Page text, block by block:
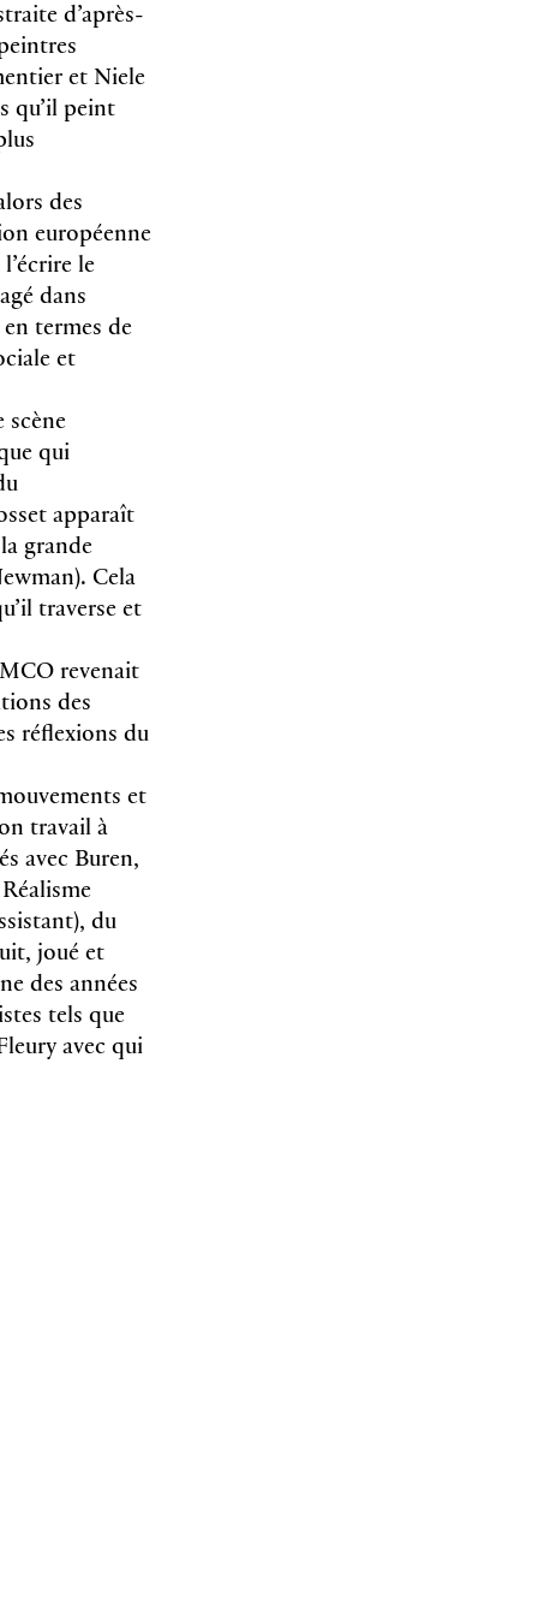
d’après-
et Niele
qu’il peint
des
européenne
le
dans
termes de
et
qui
apparaît
grande
Cela
traverse et
revenait
des
réflexions du
et
travail à
avec Buren,
du
joué et
des années
tels que
avec qui